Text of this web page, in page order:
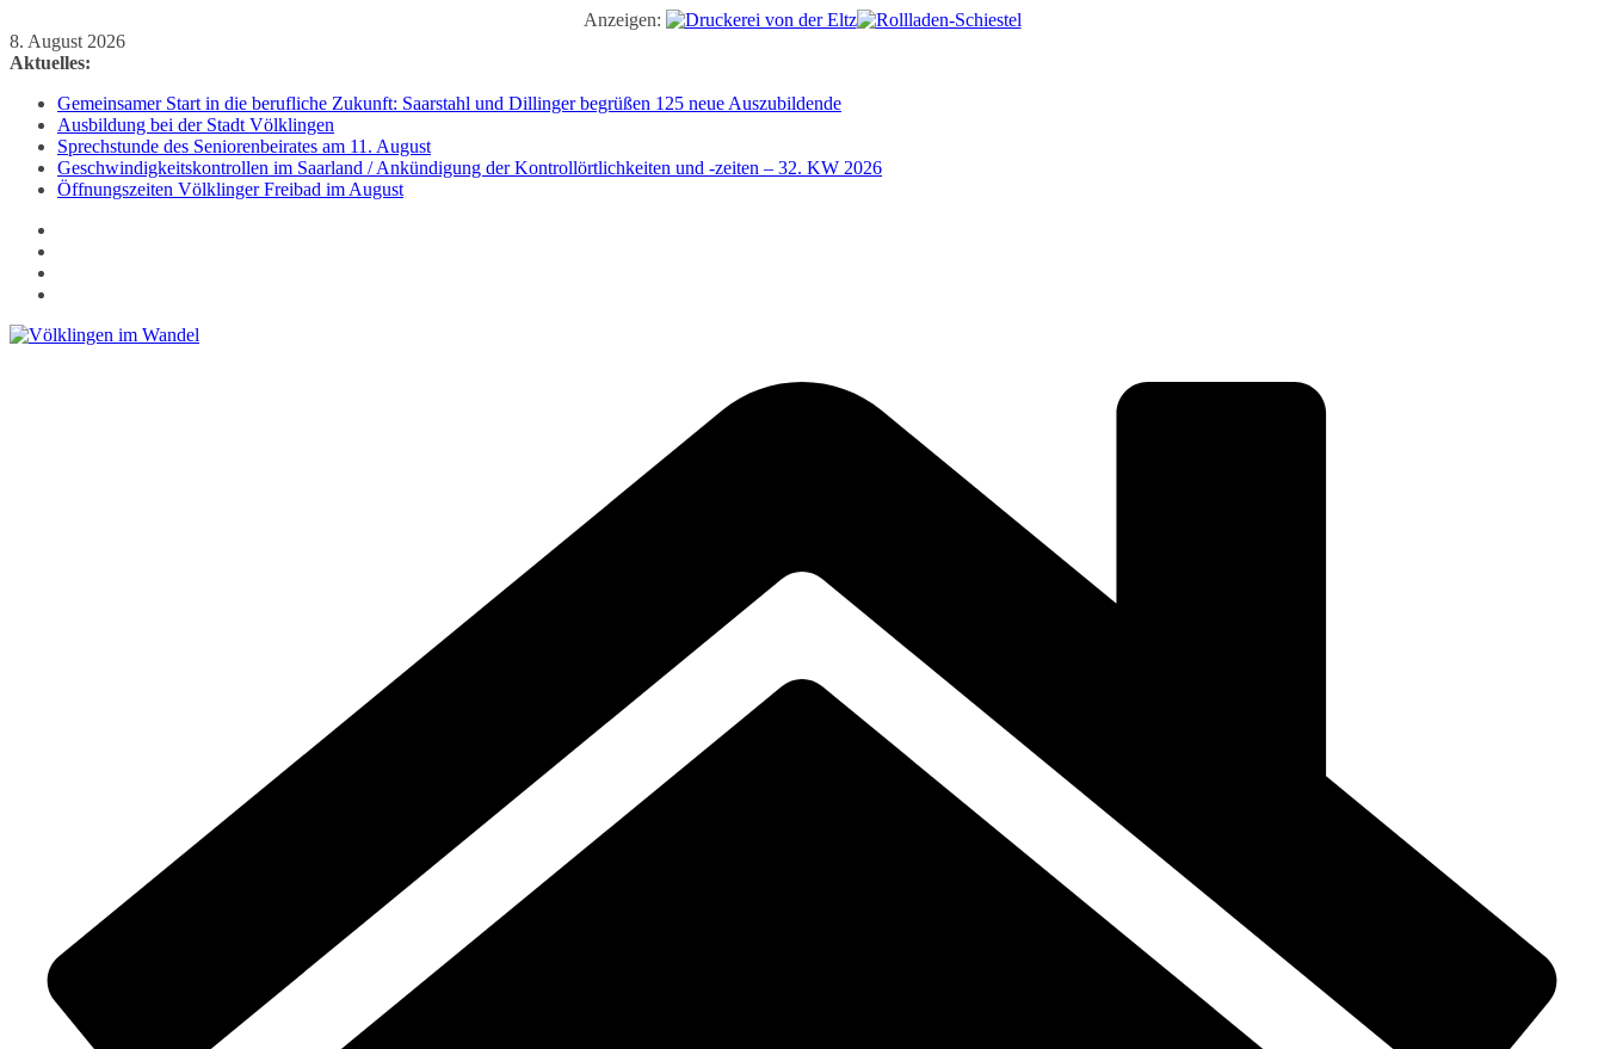
Anzeigen:
Zum
Inhalt
8. August 2026
Aktuelles:
Gemeinsamer Start in die berufliche Zukunft: Saarstahl und Dillinger begrüßen 125 neue Auszubildende
Ausbildung bei der Stadt Völklingen
Sprechstunde des Seniorenbeirates am 11. August
Geschwindigkeitskontrollen im Saarland / Ankündigung der Kontrollörtlichkeiten und -zeiten – 32. KW 2026
Öffnungszeiten Völklinger Freibad im August